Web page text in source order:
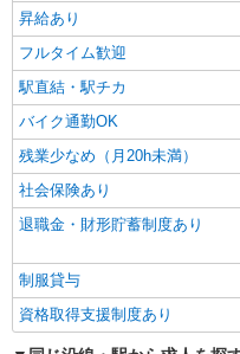
昇給あり
フルタイム歓迎
駅直結・駅チカ
バイク通勤OK
残業少なめ（月20h未満）
社会保険あり
退職金・財形貯蓄制度あり
制服貸与
資格取得支援制度あり